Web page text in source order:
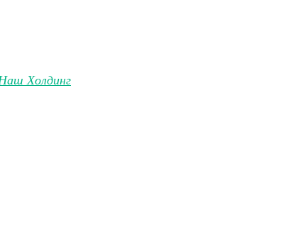
Холдинг